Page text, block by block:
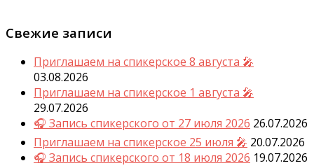
Свежие записи
Приглашаем на спикерское 8 августа 🎤
03.08.2026
Приглашаем на спикерское 1 августа 🎤
29.07.2026
🎧 Запись спикерского от 27 июля 2026 26.07.2026
Приглашаем на спикерское 25 июля 🎤 20.07.2026
🎧 Запись спикерского от 18 июля 2026 19.07.2026